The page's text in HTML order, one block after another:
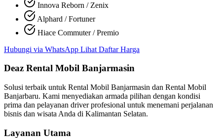
Innova Reborn / Zenix
Alphard / Fortuner
Hiace Commuter / Premio
Hubungi via WhatsApp Lihat Daftar Harga
Deaz Rental Mobil Banjarmasin
Solusi terbaik untuk Rental Mobil Banjarmasin dan Rental Mobil
Banjarbaru. Kami menyediakan armada pilihan dengan kondisi
prima dan pelayanan driver profesional untuk menemani perjalanan
bisnis dan wisata Anda di Kalimantan Selatan.
Layanan Utama